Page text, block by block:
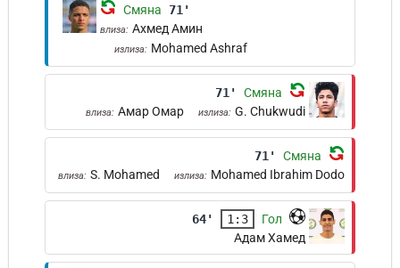
Смяна 71'
влиза: Ахмед Амин
излиза: Mohamed Ashraf
71' Смяна
влиза: Амар Омар излиза: G. Chukwudi
71' Смяна
влиза: S. Mohamed излиза: Mohamed Ibrahim Dodo
64' 1:3
Гол
Адам Хамед